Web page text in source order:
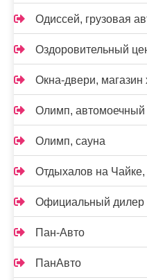
Одиссей, грузовая
Оздоровительный
Окна-двери, магазин
Олимп, автомоечный
Олимп, сауна
Отдыхалов на Чайке,
Официальный дилер
Пан-Авто
ПанАвто